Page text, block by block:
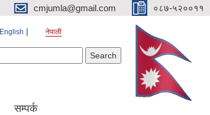
cmjumla@gmail.com ०८७-५२००११
English नेपाली
सम्पर्क